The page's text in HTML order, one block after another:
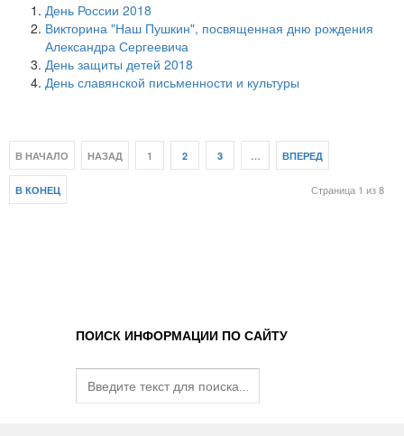
День России 2018
Викторина "Наш Пушкин", посвященная дню рождения
Александра Сергеевича
День защиты детей 2018
День славянской письменности и культуры
В НАЧАЛО НАЗАД 1 2 3 … ВПЕРЕД
В КОНЕЦ Страница 1 из 8
ПОИСК ИНФОРМАЦИИ ПО САЙТУ